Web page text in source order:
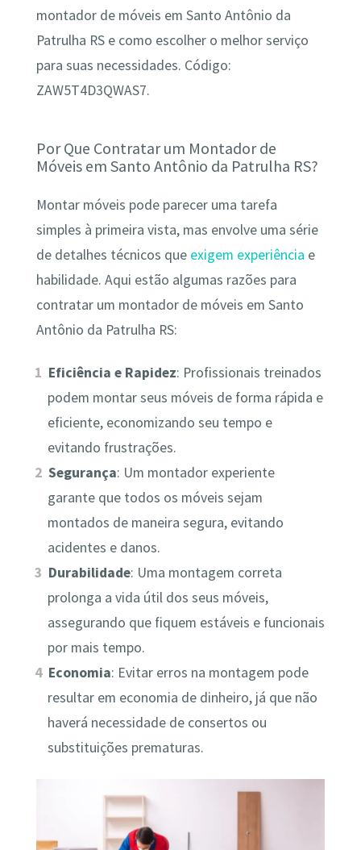
montador de móveis em Santo Antônio da
Patrulha RS e como escolher o melhor serviço
para suas necessidades. Código:
ZAW5T4D3QWAS7.
Por Que Contratar um Montador de
Móveis em Santo Antônio da Patrulha RS?
Montar móveis pode parecer uma tarefa
simples à primeira vista, mas envolve uma série
de detalhes técnicos que exigem experiência e
habilidade. Aqui estão algumas razões para
contratar um montador de móveis em Santo
Antônio da Patrulha RS:
Eficiência e Rapidez: Profissionais treinados
podem montar seus móveis de forma rápida e
eficiente, economizando seu tempo e
evitando frustrações.
Segurança: Um montador experiente
garante que todos os móveis sejam
montados de maneira segura, evitando
acidentes e danos.
Durabilidade: Uma montagem correta
prolonga a vida útil dos seus móveis,
assegurando que fiquem estáveis e funcionais
por mais tempo.
Economia: Evitar erros na montagem pode
resultar em economia de dinheiro, já que não
haverá necessidade de consertos ou
substituições prematuras.